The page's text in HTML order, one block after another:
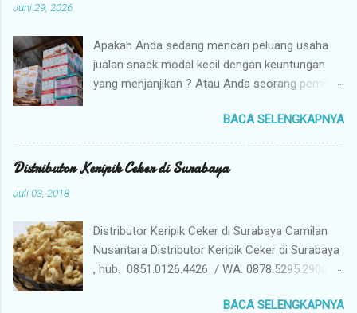
Juni 29, 2026
Apakah Anda sedang mencari peluang usaha
jualan snack modal kecil dengan keuntungan
yang menjanjikan ? Atau Anda seorang pemilik
tangan pertama dengan harga grosir camilan
kiloan termurah ? Camilan Nusantara hadir
sebagai jawaban atas kebutuhan bisnis Anda !
Kami adalah distributor snack nusantara
berkualitas premium langsung dari gudang
pusat (tangan pertama). Mengapa Memilih
Camilan Nusantara sebagai Mitra Bisnis Anda ?
BACA SELENGKAPNYA
Distributor Keripik Ceker di Surabaya
Juli 03, 2018
Distributor Keripik Ceker di Surabaya Camilan
Nusantara Distributor Keripik Ceker di Surabaya
, hub. 0851.0126.4426 / WA. 0878.5295.2906 /
memiliki banyak manfaat ceker ayam bagi
BACA SELENGKAPNYA